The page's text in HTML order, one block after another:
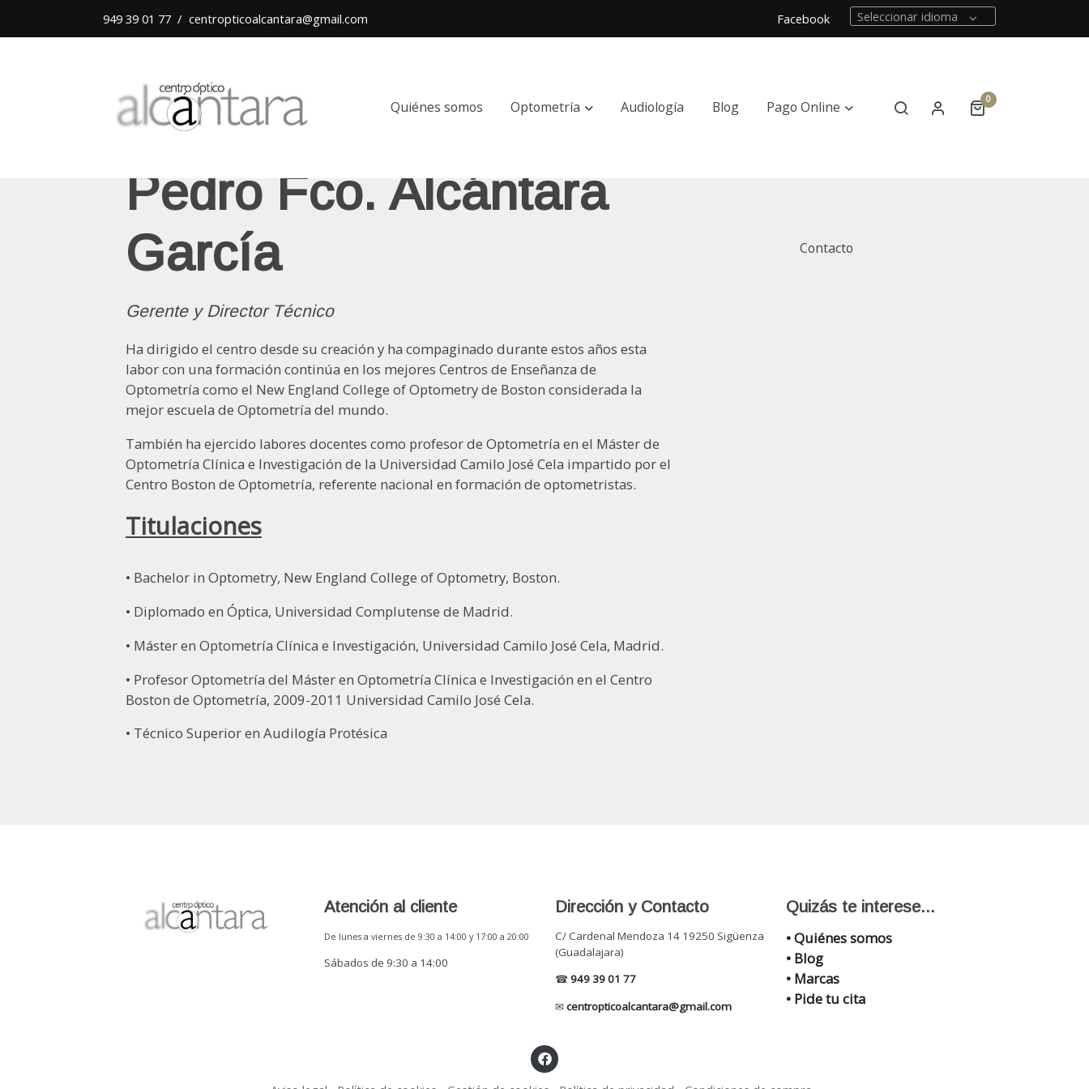
949 39 01 77 / centropticoalcantara@gmail.com Facebook Seleccionar idioma
Quiénes somos Optometría Audiología Blog Pago Online
Contacto
0
Pedro Fco. Alcántara
García
Gerente y Director Técnico
Ha dirigido el centro desde su creación y ha compaginado durante estos años esta
labor con una formación continúa en los mejores ​Centros de Enseñanza de
Optometría como el New England College of Optometry de Boston considerada la
mejor escuela de Optometría del mundo.
También ha ejercido labores docentes como profesor de Optometría en el Máster de
Optometría Clínica e Investigación de la Universidad Camilo José Cela impartido por el
Centro Boston de Optometría, referente nacional en formación de optometristas.
Titulaciones
• Bachelor in Optometry, New England College of Optometry, Boston.
• Diplomado en Óptica, Universidad Complutense de Madrid.
• Máster en Optometría Clínica e Investigación, Universidad Camilo José Cela, Madrid.
• Profesor Optometría del Máster en Optometría Clínica e Investigación en el Centro
Boston de Optometría, 2009-2011 Universidad Camilo José Cela.
• Técnico Superior en Audilogía Protésica
Atención al cliente
De lunes a viernes de 9:30 a 14:00 y 17:00 a 20:00
Sábados de 9:30 a 14:00
Dirección y Contacto
C/ Cardenal Mendoza 14 19250 Sigüenza
(Guadalajara)
☎949 39 01 77
✉ centropticoalcantara@gmail.com
Quizás te interese...
• Quiénes somos
• Blog
• Marcas
• Pide tu cita